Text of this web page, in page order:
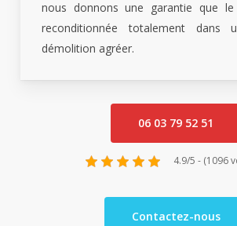
nous donnons une garantie que le
reconditionnée totalement dans
démolition agréer.
06 03 79 52 51
4.9/5 - (1096
Contactez-nous